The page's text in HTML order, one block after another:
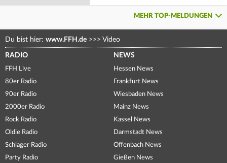
MEHR TOP-MELDUNGEN
Du bist hier: www.FFH.de >>> Video
RADIO
FFH Live
80er Radio
90er Radio
2000er Radio
Rock Radio
Oldie Radio
Schlager Radio
Party Radio
NEWS
Hessen News
Frankfurt News
Wiesbaden News
Mainz News
Kassel News
Darmstadt News
Offenbach News
Gießen News